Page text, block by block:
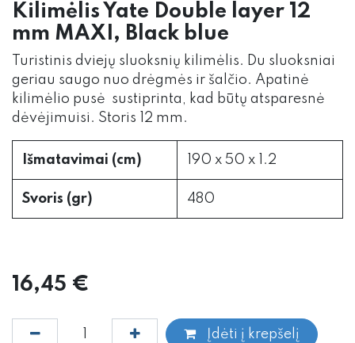
Kilimėlis Yate Double layer 12
mm MAXI, Black blue
Turistinis dviejų sluoksnių kilimėlis. Du sluoksniai
geriau saugo nuo drėgmės ir šalčio. Apatinė
kilimėlio pusė sustiprinta, kad būtų atsparesnė
dėvėjimuisi. Storis 12 mm.
Išmatavimai (cm) 190 x 50 x 1.2
Svoris (gr) 480
16,45 €
Įdėti į krepšelį